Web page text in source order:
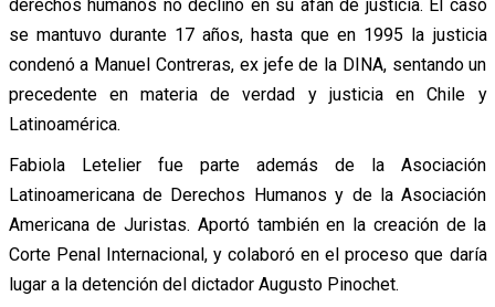
derechos humanos no declinó en su afán de justicia. El caso
se mantuvo durante 17 años, hasta que en 1995 la justicia
condenó a Manuel Contreras, ex jefe de la DINA, sentando un
precedente en materia de verdad y justicia en Chile y
Latinoamérica.
Fabiola Letelier fue parte además de la Asociación
Latinoamericana de Derechos Humanos y de la Asociación
Americana de Juristas. Aportó también en la creación de la
Corte Penal Internacional, y colaboró en el proceso que daría
lugar a la detención del dictador Augusto Pinochet.